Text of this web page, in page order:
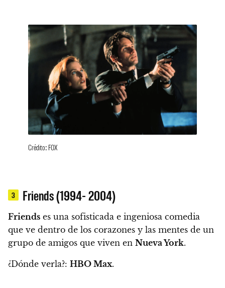
Crédito: FOX
3 Friends (1994- 2004)
Friends es una sofisticada e ingeniosa comedia
que ve dentro de los corazones y las mentes de un
grupo de amigos que viven en Nueva York.
¿Dónde verla?: HBO Max.